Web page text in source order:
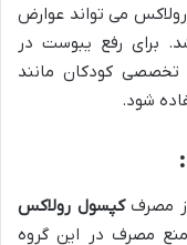
می تواند عوارض
برای رفع یبوست در
تخصصی کودکان مانند
شود.
از مصرفکپسول رولاکس
مصرف در این گروه